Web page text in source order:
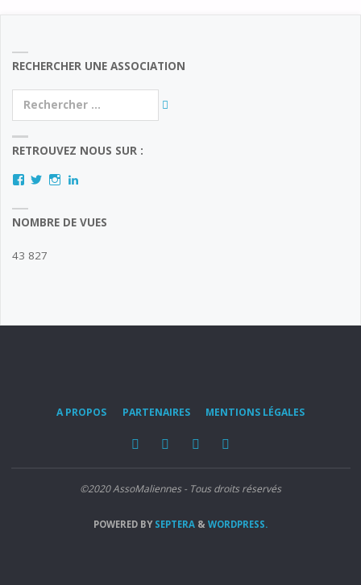
RECHERCHER UNE ASSOCIATION
Rechercher :
RETROUVEZ NOUS SUR :
Facebook
TwitterInstagram
NOMBRE DE VUES
43 827
A PROPOS PARTENAIRES MENTIONS LÉGALES
©2020 AssoMaliennes - Tous droits réservés
POWERED BYSEPTERA & WORDPRESS.